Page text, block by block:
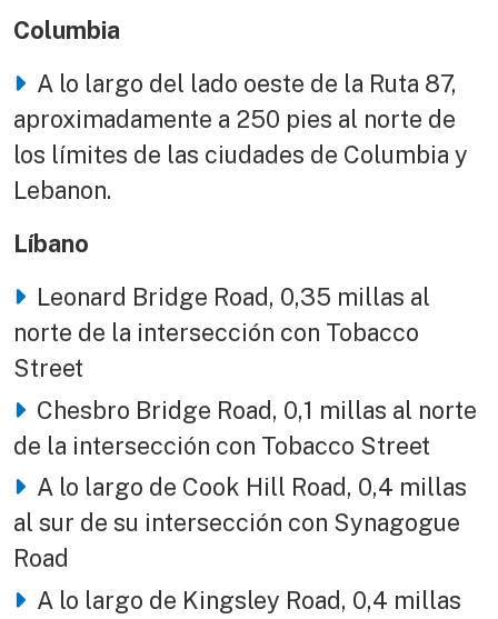
Columbia
A lo largo del lado oeste de la Ruta 87,
aproximadamente a 250 pies al norte de
los límites de las ciudades de Columbia y
Lebanon.
Líbano
Leonard Bridge Road, 0,35 millas al
norte de la intersección con Tobacco
Street
Chesbro Bridge Road, 0,1 millas al norte
de la intersección con Tobacco Street
A lo largo de Cook Hill Road, 0,4 millas
al sur de su intersección con Synagogue
Road
A lo largo de Kingsley Road, 0,4 millas